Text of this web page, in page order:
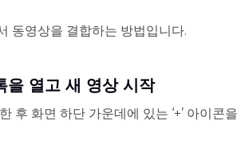
동영상을 결합하는 방법입니다.
을 열고 새 영상 시작
후 화면 하단 가운데에 있는 ‘+’ 아이콘